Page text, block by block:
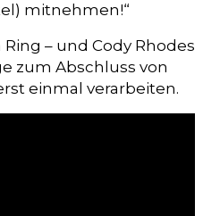
mitnehmen!“
– und Cody Rhodes
zum Abschluss von
einmal verarbeiten.